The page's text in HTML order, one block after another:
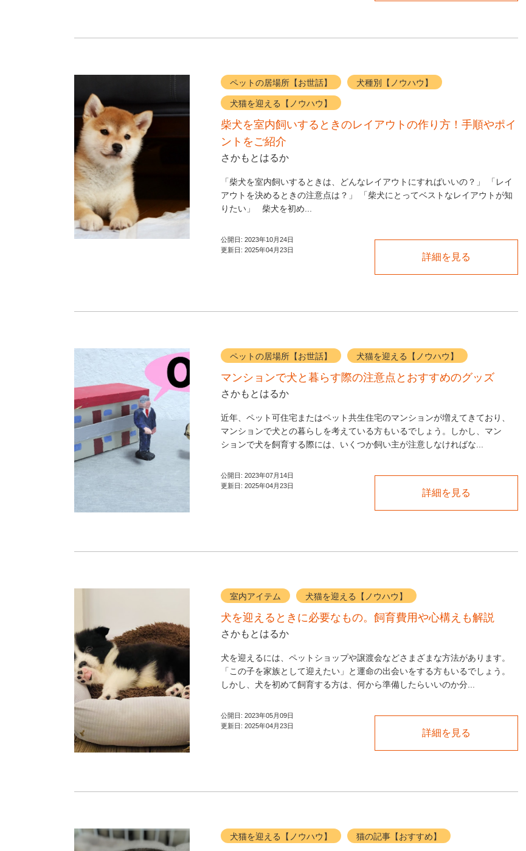
ペットの居場所【お世話】 犬種別【ノウハウ】
犬猫を迎える【ノウハウ】
柴犬を室内飼いするときのレイアウトの作り方！手順やポイ
ントをご紹介
さかもとはるか
「柴犬を室内飼いするときは、どんなレイアウトにすればいいの？」 「レイ
アウトを決めるときの注意点は？」 「柴犬にとってベストなレイアウトが知
りたい」 柴犬を初め...
公開日: 2023年10月24日
更新日: 2025年04月23日
詳細を見る
ペットの居場所【お世話】 犬猫を迎える【ノウハウ】
マンションで犬と暮らす際の注意点とおすすめのグッズ
さかもとはるか
近年、ペット可住宅またはペット共生住宅のマンションが増えてきており、
マンションで犬との暮らしを考えている方もいるでしょう。しかし、マン
ションで犬を飼育する際には、いくつか飼い主が注意しなければな...
公開日: 2023年07月14日
更新日: 2025年04月23日
詳細を見る
室内アイテム 犬猫を迎える【ノウハウ】
犬を迎えるときに必要なもの。飼育費用や心構えも解説
さかもとはるか
犬を迎えるには、ペットショップや譲渡会などさまざまな方法があります。
「この子を家族として迎えたい」と運命の出会いをする方もいるでしょう。
しかし、犬を初めて飼育する方は、何から準備したらいいのか分...
公開日: 2023年05月09日
更新日: 2025年04月23日
詳細を見る
犬猫を迎える【ノウハウ】 猫の記事【おすすめ】